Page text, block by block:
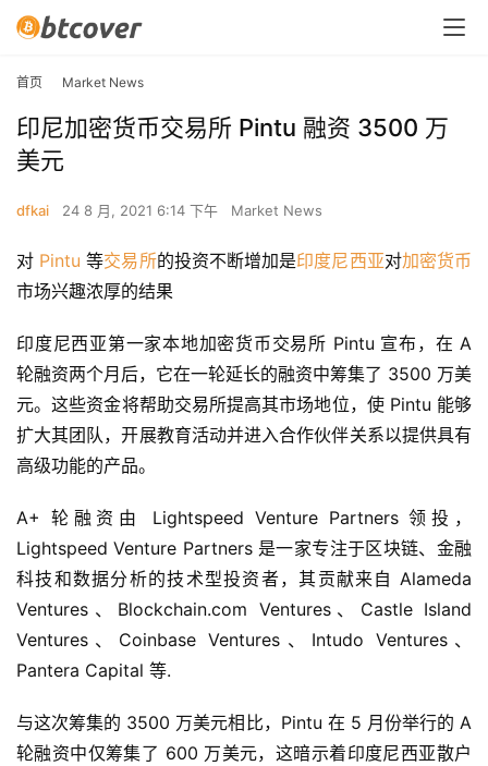
首页 Market News
印尼加密货币交易所 Pintu 融资 3500 万
美元
dfkai 24 8 月, 2021 6:14 下午 Market News
对 Pintu 等交易所的投资不断增加是印度尼西亚对加密货币
市场兴趣浓厚的结果
印度尼西亚第一家本地加密货币交易所 Pintu 宣布，在 A
轮融资两个月后，它在一轮延长的融资中筹集了 3500 万美
元。这些资金将帮助交易所提高其市场地位，使 Pintu 能够
扩大其团队，开展教育活动并进入合作伙伴关系以提供具有
高级功能的产品。
A+ 轮融资由 Lightspeed Venture Partners 领投，
Lightspeed Venture Partners 是一家专注于区块链、金融
科技和数据分析的技术型投资者，其贡献来自 Alameda
Ventures、Blockchain.com Ventures、Castle Island
Ventures、Coinbase Ventures、Intudo Ventures、
Pantera Capital 等.
与这次筹集的 3500 万美元相比，Pintu 在 5 月份举行的 A
轮融资中仅筹集了 600 万美元，这暗示着印度尼西亚散户